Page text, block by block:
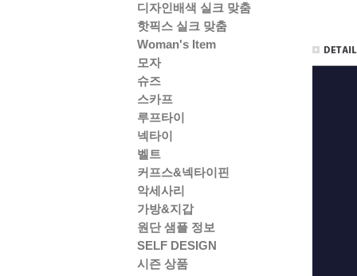
디자인배색 실크 맞춤
핫픽스 실크 맞춤
Woman's Item
모자
슈즈
스카프
루프타이
넥타이
벨트
커프스&넥타이핀
악세사리
가방&지갑
원단 샘플 정보
SELF DESIGN
시즌 상품